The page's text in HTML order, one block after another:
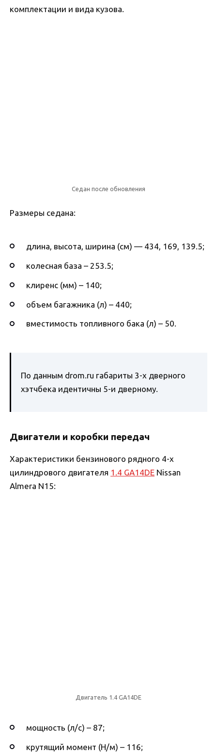
комплектации и вида кузова.
Седан после обновления
Размеры седана:
длина, высота, ширина (см) — 434, 169, 139.5;
колесная база – 253.5;
клиренс (мм) – 140;
объем багажника (л) – 440;
вместимость топливного бака (л) – 50.
По данным drom.ru габариты 3-х дверного
хэтчбека идентичны 5-и дверному.
Двигатели и коробки передач
Характеристики бензинового рядного 4-х
цилиндрового двигателя 1.4 GA14DE Nissan
Almera N15:
Двигатель 1.4 GA14DE
мощность (л/с) – 87;
крутящий момент (Н/м) – 116;